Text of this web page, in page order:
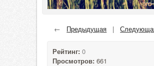
← Предыдущая |
Рейтинг: 0
Просмотров: 661